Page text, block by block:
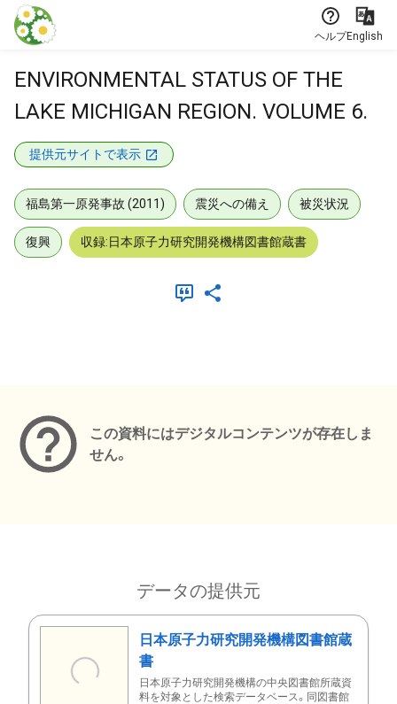
本文に飛ぶ
ヘルプEnglish
ENVIRONMENTAL STATUS OF THE
LAKE MICHIGAN REGION. VOLUME 6.
提供元サイトで表示
福島第一原発事故 (2011) 震災への備え 被災状況
復興 収録:日本原子力研究開発機構図書館蔵書
この資料にはデジタルコンテンツが存在しま
せん。
データの提供元
日本原子力研究開発機構図書館蔵
書
日本原子力研究開発機構の中央図書館所蔵資
料を対象とした検索データベース。同図書館